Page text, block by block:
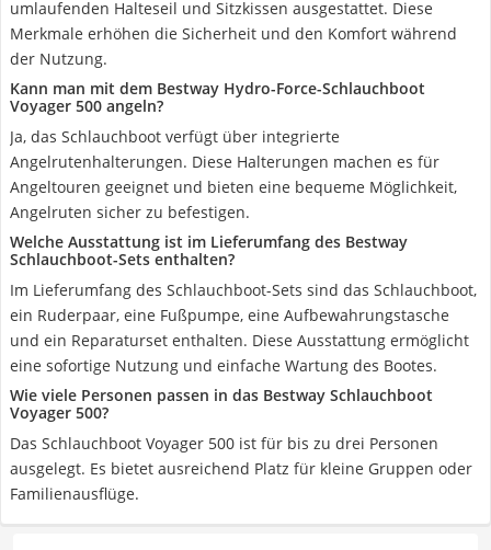
umlaufenden Halteseil und Sitzkissen ausgestattet. Diese
Merkmale erhöhen die Sicherheit und den Komfort während
der Nutzung.
Kann man mit dem Bestway Hydro-Force-Schlauchboot
Voyager 500 angeln?
Ja, das Schlauchboot verfügt über integrierte
Angelrutenhalterungen. Diese Halterungen machen es für
Angeltouren geeignet und bieten eine bequeme Möglichkeit,
Angelruten sicher zu befestigen.
Welche Ausstattung ist im Lieferumfang des Bestway
Schlauchboot-Sets enthalten?
Im Lieferumfang des Schlauchboot-Sets sind das Schlauchboot,
ein Ruderpaar, eine Fußpumpe, eine Aufbewahrungstasche
und ein Reparaturset enthalten. Diese Ausstattung ermöglicht
eine sofortige Nutzung und einfache Wartung des Bootes.
Wie viele Personen passen in das Bestway Schlauchboot
Voyager 500?
Das Schlauchboot Voyager 500 ist für bis zu drei Personen
ausgelegt. Es bietet ausreichend Platz für kleine Gruppen oder
Familienausflüge.